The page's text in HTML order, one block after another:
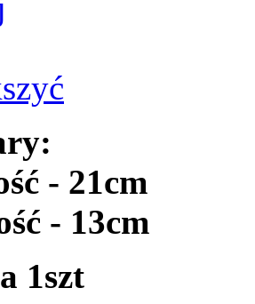
- 21cm
- 13cm
1szt